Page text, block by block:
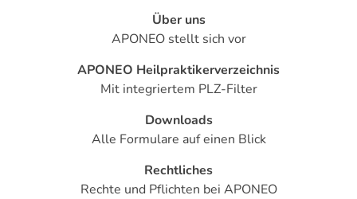
Über uns
APONEO stellt sich vor
APONEO Heilpraktikerverzeichnis
Mit integriertem PLZ-Filter
Downloads
Alle Formulare auf einen Blick
Rechtliches
Rechte und Pflichten bei APONEO